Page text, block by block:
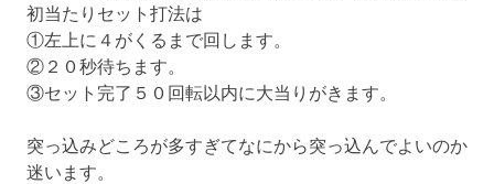
初当たりセット打法は
①左上に４がくるまで回します。
②２０秒待ちます。
③セット完了５０回転以内に大当りがきます。
突っ込みどころが多すぎてなにから突っ込んでよいのか
迷います。